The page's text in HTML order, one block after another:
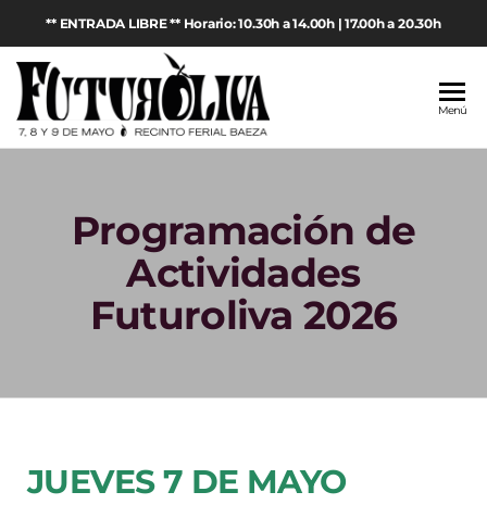
** ENTRADA LIBRE ** Horario: 10.30h a 14.00h | 17.00h a 20.30h
2026
Baeza
(Jaén)
Menú
Programación de
Actividades
Futuroliva 2026
JUEVES 7 DE MAYO